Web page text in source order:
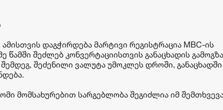
დაგჭირდება მარტივი რეგისტრაცია MBC-ის
წამში შეძლებ კონვერტაციისთვის განაცხადის
შეძენილი ვალუტა უმოკლეს დროში, განაცხადში
მომსახურებით სარგებლობა შეგიძლია იმ